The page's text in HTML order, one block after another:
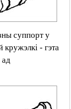
суппорт у
- гэта
ад